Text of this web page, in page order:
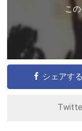
こ
シェアする